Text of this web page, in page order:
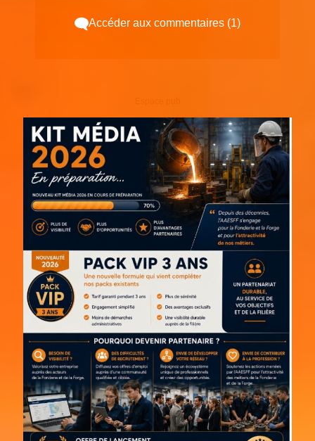
Accéder aux commentaires (1)